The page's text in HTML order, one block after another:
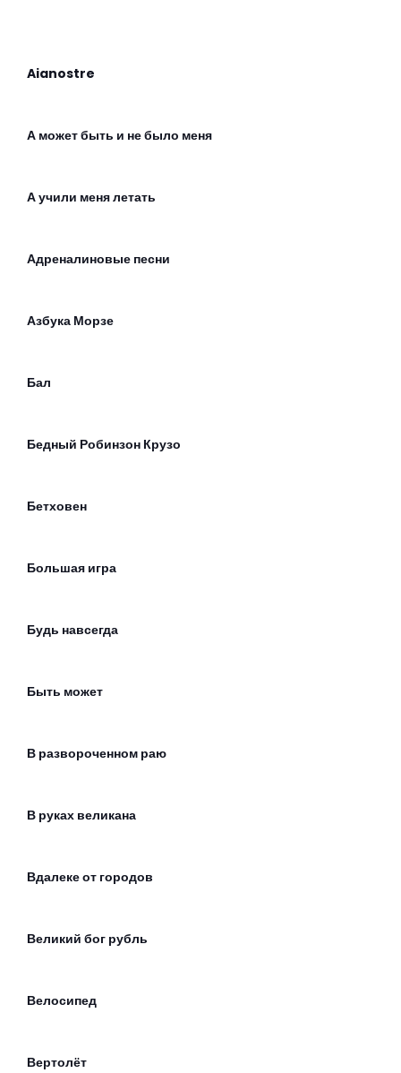
Aianostre
А может быть и не было меня
А учили меня летать
Адреналиновые песни
Азбука Морзе
Бал
Бедный Робинзон Крузо
Бетховен
Большая игра
Будь навсегда
Быть может
В развороченном раю
В руках великана
Вдалеке от городов
Великий бог рубль
Велосипед
Вертолёт